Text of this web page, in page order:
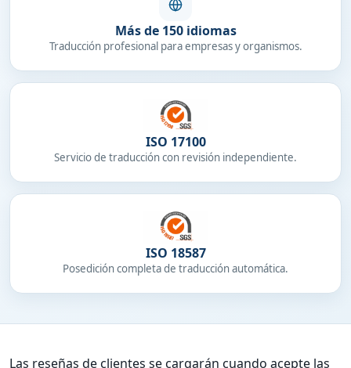
Más de 150 idiomas
Traducción profesional para empresas y organismos.
ISO 17100
Servicio de traducción con revisión independiente.
ISO 18587
Posedición completa de traducción automática.
Las reseñas de clientes se cargarán cuando acepte las